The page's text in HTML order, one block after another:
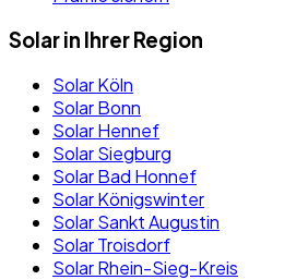
Solar in Ihrer Region
Solar Köln
Solar Bonn
Solar Hennef
Solar Siegburg
Solar Bad Honnef
Solar Königswinter
Solar Sankt Augustin
Solar Troisdorf
Solar Rhein-Sieg-Kreis